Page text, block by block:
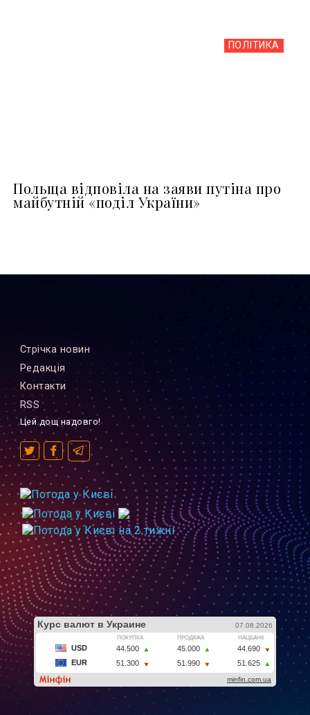
ПОЛІТИКА
Польща відповіла на заяви путіна про
майбутній «поділ України»
Стрiчка новин
Редакцiя
Контакти
RSS
Цей дощ надовго!